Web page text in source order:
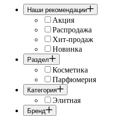
Наши рекомендации
Акция
Распродажа
Хит-продаж
Новинка
Раздел
Косметика
Парфюмерия
Категория
Элитная
Бренд